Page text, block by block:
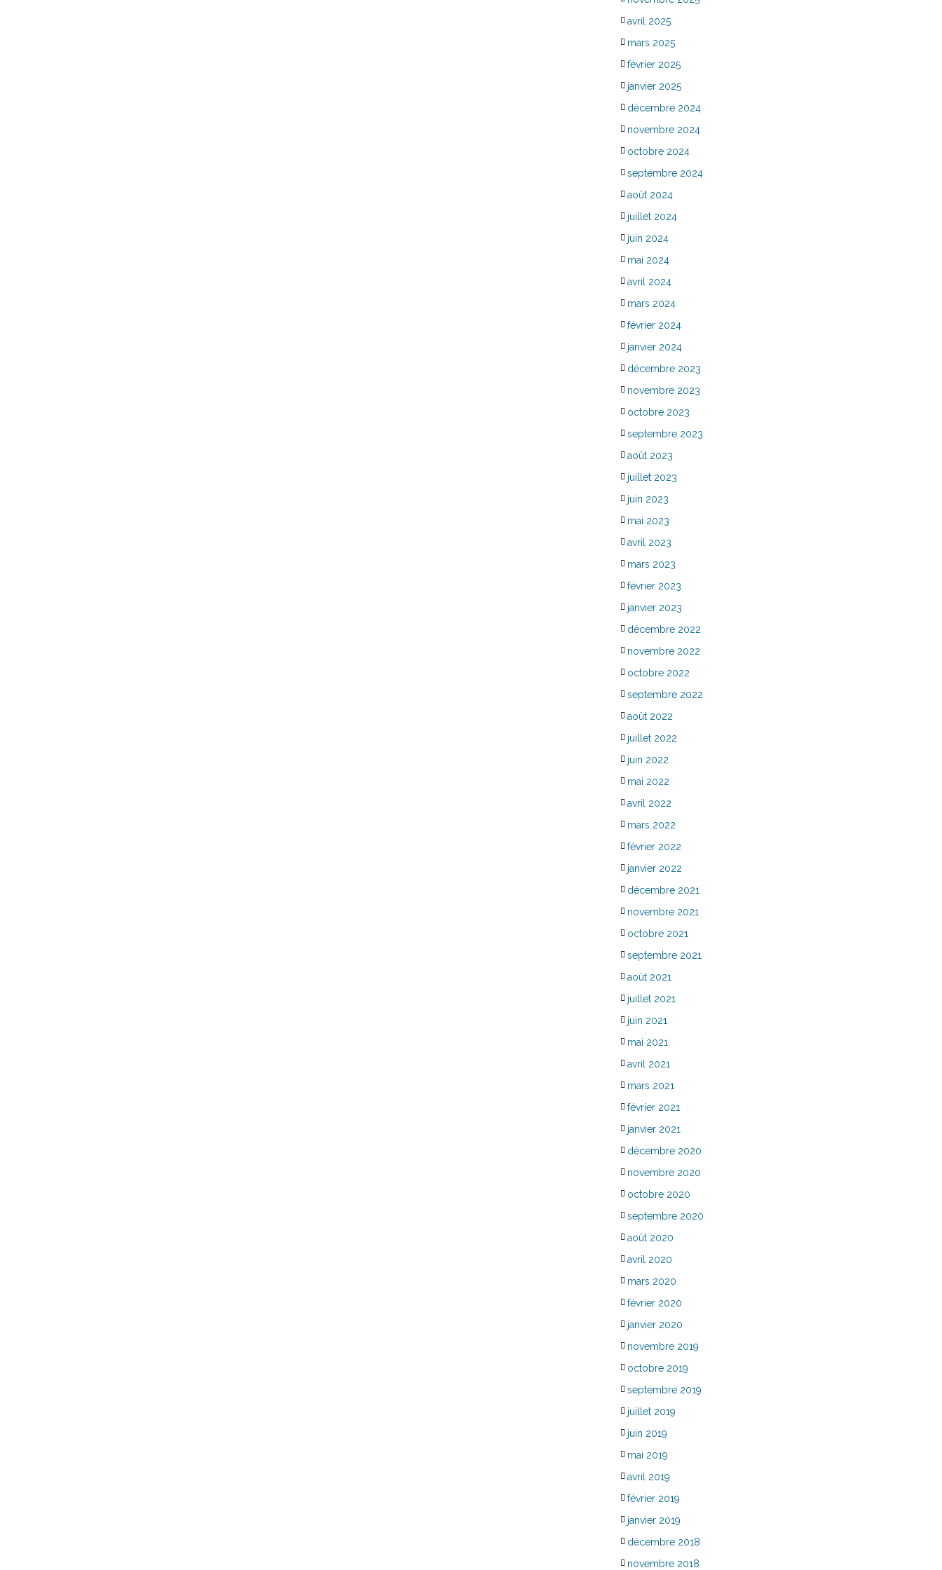
avril 2025
mars 2025
février 2025
janvier 2025
décembre 2024
novembre 2024
octobre 2024
septembre 2024
août 2024
juillet 2024
juin 2024
mai 2024
avril 2024
mars 2024
février 2024
janvier 2024
décembre 2023
novembre 2023
octobre 2023
septembre 2023
août 2023
juillet 2023
juin 2023
mai 2023
avril 2023
mars 2023
février 2023
janvier 2023
décembre 2022
novembre 2022
octobre 2022
septembre 2022
août 2022
juillet 2022
juin 2022
mai 2022
avril 2022
mars 2022
février 2022
janvier 2022
décembre 2021
novembre 2021
octobre 2021
septembre 2021
août 2021
juillet 2021
juin 2021
mai 2021
avril 2021
mars 2021
février 2021
janvier 2021
décembre 2020
novembre 2020
octobre 2020
septembre 2020
août 2020
avril 2020
mars 2020
février 2020
janvier 2020
novembre 2019
octobre 2019
septembre 2019
juillet 2019
juin 2019
mai 2019
avril 2019
février 2019
janvier 2019
décembre 2018
novembre 2018